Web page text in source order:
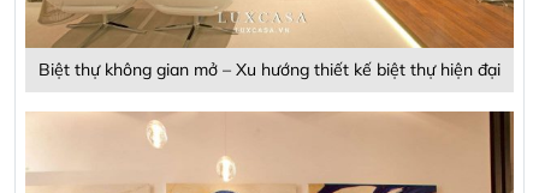
Biệt thự không gian mở – Xu hướng thiết kế biệt thự hiện đại